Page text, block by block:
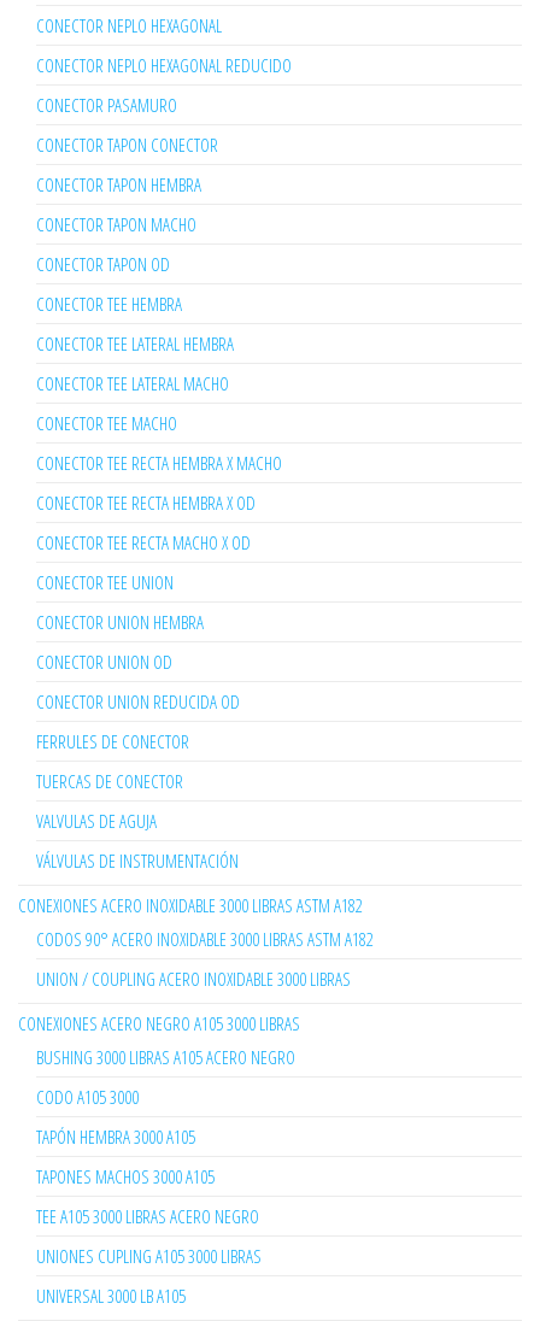
CONECTOR NEPLO HEXAGONAL
CONECTOR NEPLO HEXAGONAL REDUCIDO
CONECTOR PASAMURO
CONECTOR TAPON CONECTOR
CONECTOR TAPON HEMBRA
CONECTOR TAPON MACHO
CONECTOR TAPON OD
CONECTOR TEE HEMBRA
CONECTOR TEE LATERAL HEMBRA
CONECTOR TEE LATERAL MACHO
CONECTOR TEE MACHO
CONECTOR TEE RECTA HEMBRA X MACHO
CONECTOR TEE RECTA HEMBRA X OD
CONECTOR TEE RECTA MACHO X OD
CONECTOR TEE UNION
CONECTOR UNION HEMBRA
CONECTOR UNION OD
CONECTOR UNION REDUCIDA OD
FERRULES DE CONECTOR
TUERCAS DE CONECTOR
VALVULAS DE AGUJA
VÁLVULAS DE INSTRUMENTACIÓN
CONEXIONES ACERO INOXIDABLE 3000 LIBRAS ASTM A182
CODOS 90° ACERO INOXIDABLE 3000 LIBRAS ASTM A182
UNION / COUPLING ACERO INOXIDABLE 3000 LIBRAS
CONEXIONES ACERO NEGRO A105 3000 LIBRAS
BUSHING 3000 LIBRAS A105 ACERO NEGRO
CODO A105 3000
TAPÓN HEMBRA 3000 A105
TAPONES MACHOS 3000 A105
TEE A105 3000 LIBRAS ACERO NEGRO
UNIONES CUPLING A105 3000 LIBRAS
UNIVERSAL 3000 LB A105